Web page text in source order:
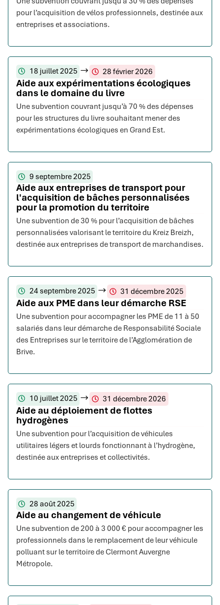
pour l’acquisition de vélos professionnels, destinée aux
entreprises et associations.
18 juillet 2025 28 février 2026
Aide aux expérimentations écologiques
dans le domaine du livre
Une subvention couvrant jusqu’à 70 % des dépenses
pour les structures du livre souhaitant mener des
expérimentations écologiques en Grand Est.
9 septembre 2025
Aide aux entreprises de transport pour
l'acquisition de bâches personnalisées
pour la promotion du territoire
Une subvention de 30 % pour l’acquisition de bâches
personnalisées valorisant le territoire du Kreiz Breizh,
destinée aux entreprises de transport de marchandises.
24 septembre 2025 31 décembre 2025
Aide aux PME dans leur démarche RSE
Une subvention pour accompagner les PME de 11 à 50
salariés dans leur démarche de Responsabilité Sociale
des Entreprises sur le territoire de l’Agglomération de
Brive.
10 juillet 2025 31 décembre 2026
Aide au déploiement de flottes
hydrogènes
Une subvention pour l’acquisition de véhicules
utilitaires légers et lourds fonctionnant à l’hydrogène,
destinée aux entreprises et collectivités.
28 août 2025
Aide au changement de véhicule
Une subvention de 200 à 3 000 € pour accompagner les
professionnels dans le remplacement de leur véhicule
polluant sur le territoire de Clermont Auvergne
Métropole.